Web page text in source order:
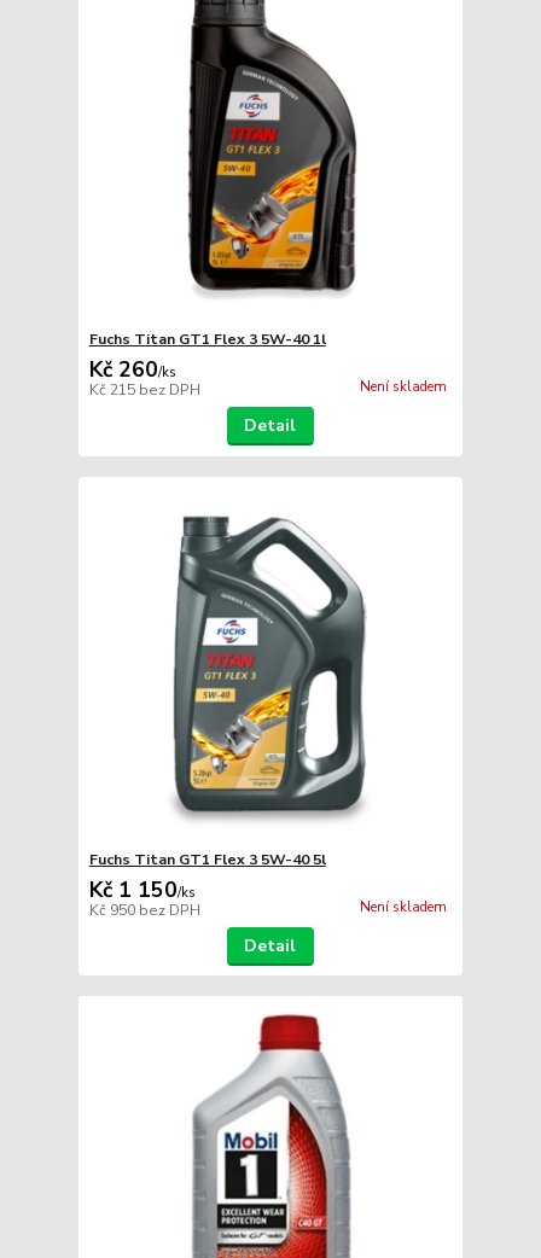
Fuchs Titan GT1 Flex 3 5W-40 1l
Kč 260/ks
Kč 215 bez DPH Není skladem
Detail
Fuchs Titan GT1 Flex 3 5W-40 5l
Kč 1 150/ks
Kč 950 bez DPH Není skladem
Detail